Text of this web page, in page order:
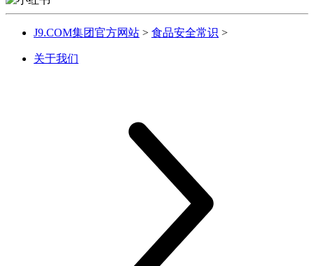
J9.COM集团官方网站 > 食品安全常识 >
关于我们